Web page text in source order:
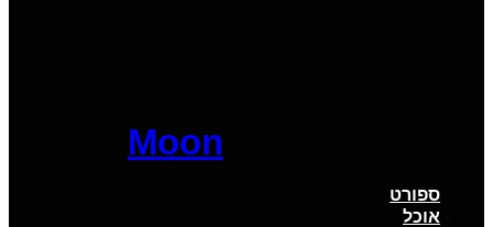
Moon
ספורט
אוכל